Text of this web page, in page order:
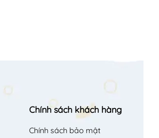
Chính sách khách hàng
Chính sách bảo mật